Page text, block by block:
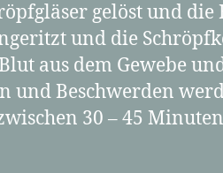
gelöst und
und die
aus dem Gewebe
und Beschwerden
30 – 45